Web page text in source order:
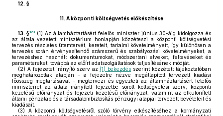
12. §
11. A központi költségvetés előkészítése
13. §123 (1) Az államháztartásért felelős miniszter június 30-áig kidolgozza és
az általa vezetett minisztérium honlapján közzéteszi a központi költségvetési
tervezés részletes ütemtervét, kereteit, tartalmi követelményeit, így különösen a
tervezés során érvényesítendő számszerű és szabályozási követelményeket, a
tervezéshez használt dokumentumokat, módszertani elveket, feltevéseket és
paramétereket, továbbá az előírt adatszolgáltatások teljesítésének módját.
(2) A fejezetet irányító szerv az (1) bekezdés szerint közzétett tájékoztatóban
meghatározottak alapján – a fejezetre nézve megállapított tervezett kiadási
főösszeg megtartásával – megtervezi és egyezteti az államháztartásért felelős
miniszterrel az általa irányított fejezetbe sorolt költségvetési szerv, központi
kezelésű előirányzat és fejezeti kezelésű előirányzat, valamint az elkülönített
állami pénzalap és a társadalombiztosítás pénzügyi alapjai tervezett bevételeit és
kiadásait.
(3) A központi költségvetésről szóló törvény elkészítéséhez a kormányzati